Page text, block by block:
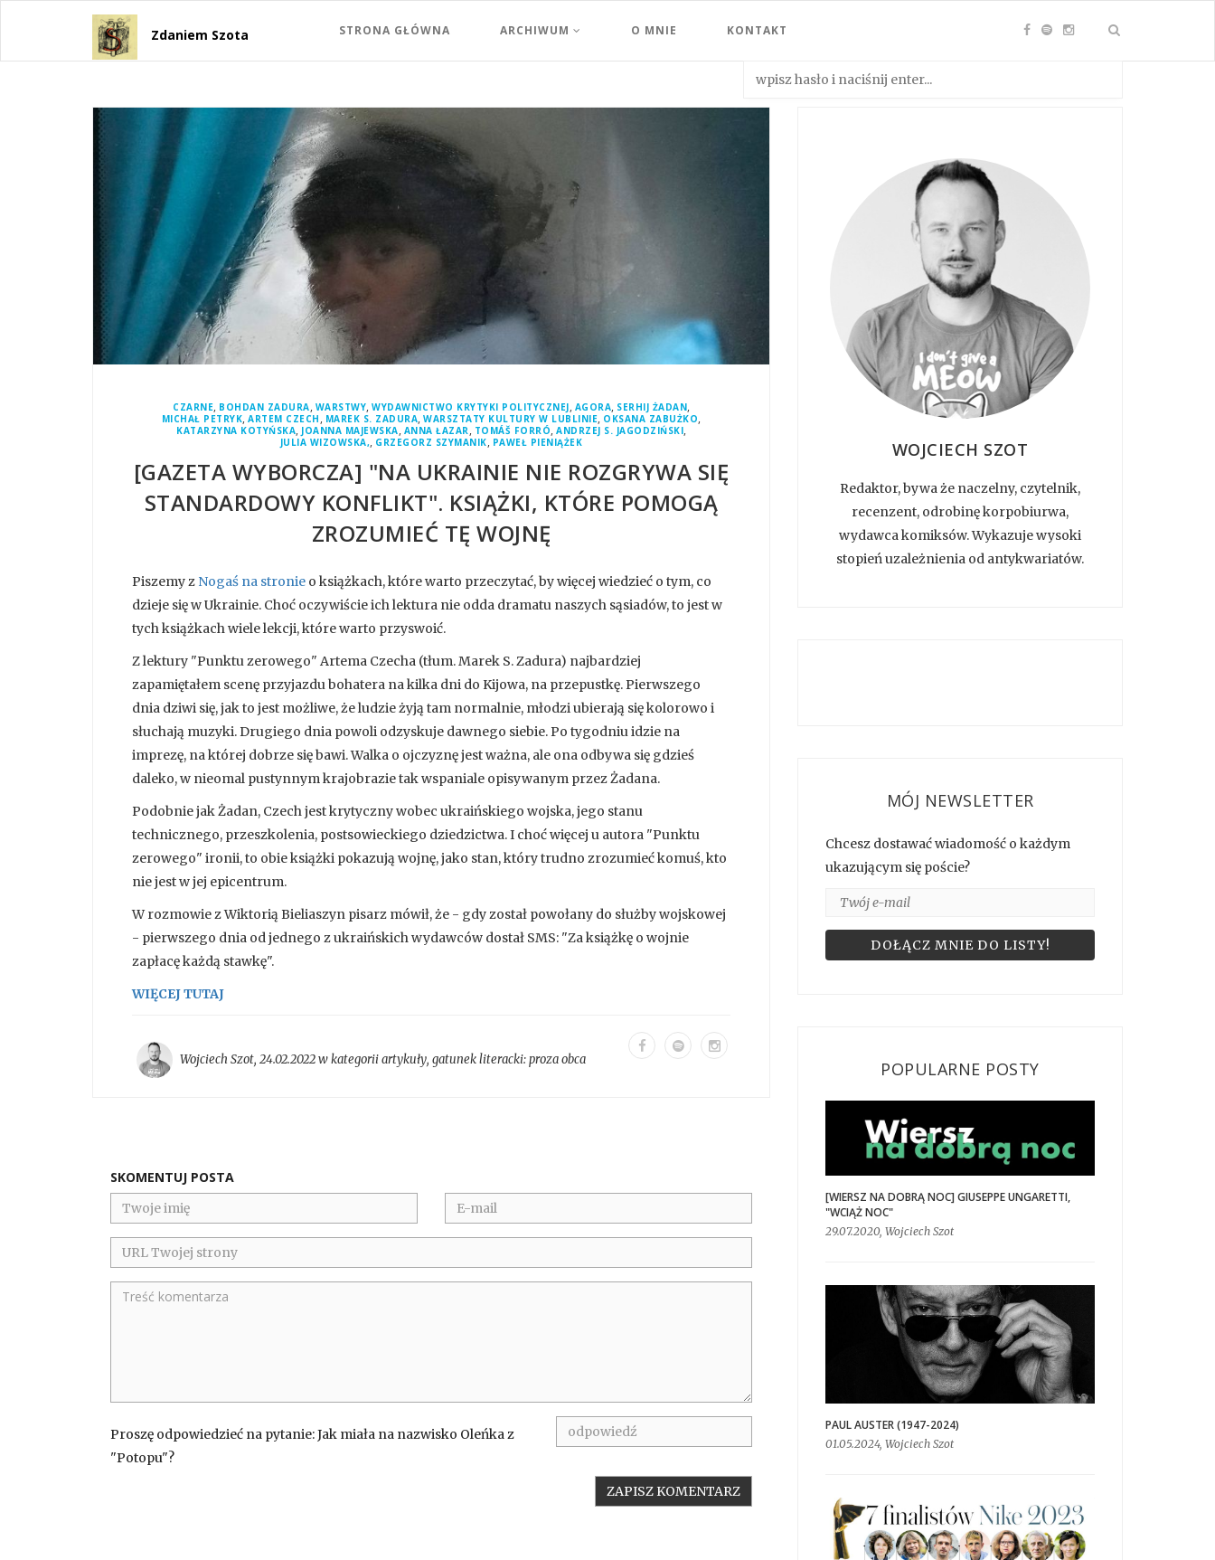
Zdaniem Szota STRONA GŁÓWNA ARCHIWUM O MNIE KONTAKT
CZARNE, BOHDAN ZADURA, WARSTWY, WYDAWNICTWO KRYTYKI POLITYCZNEJ, AGORA, SERHIJ ŻADAN,
MICHAŁ PETRYK,ARTEM CZECH , MAREK S. ZADURA,WARSZTATY KULTURY W LUBLINIE, OKSANA ZABUŻKO,
KATARZYNA KOTYŃSKA, JOANNA MAJEWSKA, ANNA ŁAZAR, TOMÁŠ FORRÓ, ANDRZEJ S. JAGODZIŃSKI,
JULIA WIZOWSKA,, GRZEGORZ SZYMANIK, PAWEŁ PIENIĄŻEK
[GAZETA WYBORCZA] "NA UKRAINIE NIE ROZGRYWA SIĘ
STANDARDOWY KONFLIKT". KSIĄŻKI, KTÓRE POMOGĄ
ZROZUMIEĆ TĘ WOJNĘ
Piszemy z Nogaś na stronie o książkach, które warto przeczytać, by więcej wiedzieć o tym, co
dzieje się w Ukrainie. Choć oczywiście ich lektura nie odda dramatu naszych sąsiadów, to jest w
tych książkach wiele lekcji, które warto przyswoić.
Z lektury "Punktu zerowego" Artema Czecha (tłum. Marek S. Zadura) najbardziej
zapamiętałem scenę przyjazdu bohatera na kilka dni do Kijowa, na przepustkę. Pierwszego
dnia dziwi się, jak to jest możliwe, że ludzie żyją tam normalnie, młodzi ubierają się kolorowo i
słuchają muzyki. Drugiego dnia powoli odzyskuje dawnego siebie. Po tygodniu idzie na
imprezę, na której dobrze się bawi. Walka o ojczyznę jest ważna, ale ona odbywa się gdzieś
daleko, w nieomal pustynnym krajobrazie tak wspaniale opisywanym przez Żadana.
Podobnie jak Żadan, Czech jest krytyczny wobec ukraińskiego wojska, jego stanu
technicznego, przeszkolenia, postsowieckiego dziedzictwa. I choć więcej u autora "Punktu
zerowego" ironii, to obie książki pokazują wojnę, jako stan, który trudno zrozumieć komuś, kto
nie jest w jej epicentrum.
W rozmowie z Wiktorią Bieliaszyn pisarz mówił, że - gdy został powołany do służby wojskowej
- pierwszego dnia od jednego z ukraińskich wydawców dostał SMS: "Za książkę o wojnie
zapłacę każdą stawkę".
WIĘCEJ TUTAJ
Wojciech Szot, 24.02.2022 w kategoriiartykuły, gatunek literacki:proza obca
SKOMENTUJ POSTA
Proszę odpowiedzieć na pytanie: Jak miała na nazwisko Oleńka z
"Potopu"?
WOJCIECH SZOT
Redaktor, bywa że naczelny, czytelnik,
recenzent, odrobinę korpobiurwa,
wydawca komiksów. Wykazuje wysoki
stopień uzależnienia od antykwariatów.
MÓJ NEWSLETTER
Chcesz dostawać wiadomość o każdym
ukazującym się poście?
POPULARNE POSTY
[WIERSZ NA DOBRĄ NOC] GIUSEPPE UNGARETTI,
"WCIĄŻ NOC"
29.07.2020, Wojciech Szot
PAUL AUSTER (1947-2024)
01.05.2024, Wojciech Szot